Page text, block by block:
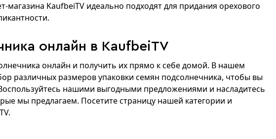
KaufbeiTV идеально подходят для придания орехового
онлайн в KaufbeiTV
онлайн и получить их прямо к себе домой. В нашем
различных размеров упаковки семян подсолнечника, чтобы вы
нашими выгодными предложениями и насладитесь
мы предлагаем. Посетите страницу нашей категории и